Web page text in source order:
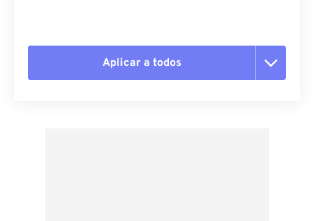
Aplicar a todos